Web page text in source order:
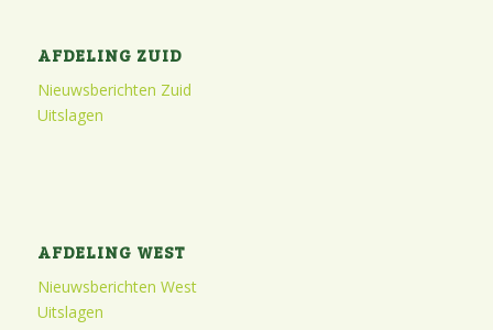
AFDELING ZUID
Nieuwsberichten Zuid
Uitslagen
AFDELING WEST
Nieuwsberichten West
Uitslagen